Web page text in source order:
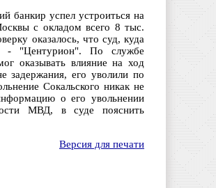
банкир успел устроиться на
с окладом всего 8 тыс.
оказалось, что суд, куда
- "Центурион". По службе
оказывать влияние на ход
задержания, его уволили по
Сокальского никак не
о его увольнении
МВД, в суде пояснить
Версия для печати